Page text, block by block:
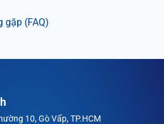
gặp (FAQ)
10, Gò Vấp, TP.HCM